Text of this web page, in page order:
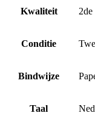
Kwaliteit
Conditie
Bindwijze
Taal